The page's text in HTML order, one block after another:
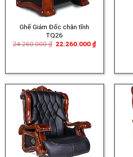
Ghế Giám Đốc chân tĩnh
TQ26
24.260.000₫ Giá
22.260.000 ₫Giá